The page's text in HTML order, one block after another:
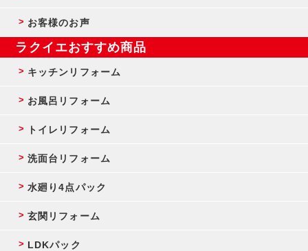
お客様のお声
ラクイエおすすめ商品
キッチンリフォーム
お風呂リフォーム
トイレリフォーム
洗面台リフォーム
水廻り4点パック
玄関リフォーム
LDKパック